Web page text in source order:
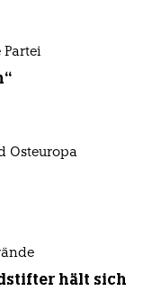
Partei
Osteuropa
hält sich